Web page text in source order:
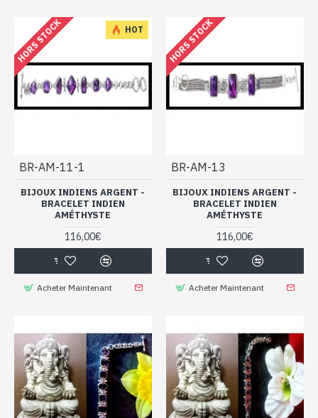
HOT
HORS STOCK
BR-AM-11-1
BIJOUX INDIENS ARGENT -
BRACELET INDIEN
AMÉTHYSTE
116,00€
Acheter Maintenant
HORS STOCK
BR-AM-13
BIJOUX INDIENS ARGENT -
BRACELET INDIEN
AMÉTHYSTE
116,00€
Acheter Maintenant